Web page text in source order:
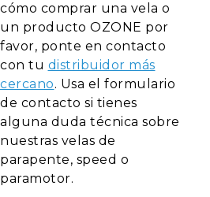
cómo comprar una vela o
un producto OZONE por
favor, ponte en contacto
con tu distribuidor más
cercano. Usa el formulario
de contacto si tienes
alguna duda técnica sobre
nuestras velas de
parapente, speed o
paramotor.